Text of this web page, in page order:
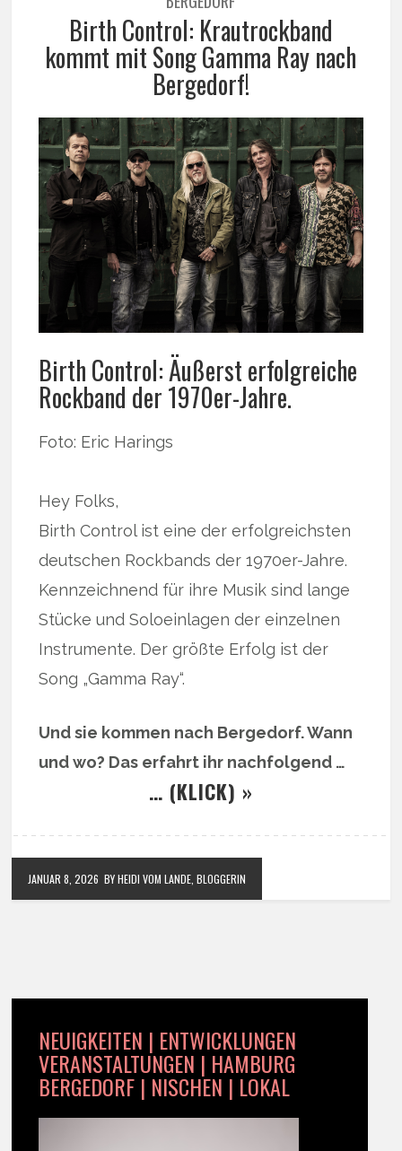
Birth Control: Krautrockband
kommt mit Song Gamma Ray nach
Bergedorf!
Birth Control: Äußerst erfolgreiche
Rockband der 1970er-Jahre.
Foto: Eric Harings
Hey Folks,
Birth Control ist eine der erfolgreichsten
deutschen Rockbands der 1970er-Jahre.
Kennzeichnend für ihre Musik sind lange
Stücke und Soloeinlagen der einzelnen
Instrumente. Der größte Erfolg ist der
Song „Gamma Ray“.
Und sie kommen nach Bergedorf. Wann
und wo? Das erfahrt ihr nachfolgend …
… (KLICK) »
JANUAR 8, 2026 BY HEIDI VOM LANDE, BLOGGERIN
NEUIGKEITEN | ENTWICKLUNGEN
VERANSTALTUNGEN | HAMBURG
BERGEDORF | NISCHEN | LOKAL